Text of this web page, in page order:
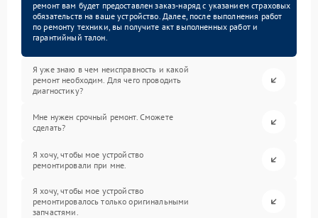
ремонт вам будет предоставлен заказ-наряд с указанием страховых
обязательств на ваше устройство. Далее, после выполнения работ
по ремонту техники, вы получите акт выполненных работ и
гарантийный талон.
Я уже знаю в чем неисправность и какой
ремонт необходим. Для чего проводить
диагностику?
Мне нужен срочный ремонт. Сможете
сделать?
Я хочу, чтобы мое устройство
ремонтировали при мне.
Я хочу, чтобы мое устройство
ремонтировалось только оригинальными
запчастями.